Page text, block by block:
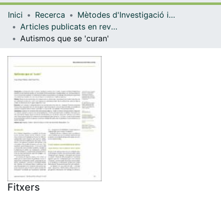
Navega per tot el DD
Com publicar
Inici Recerca
Mètodes d'Investigació i Diagnòstic en Educació
Articles publicats en revistes (Mètodes d'Investigació i Diagnòstic en Educació)
Autismos que se 'curan'
Fitxers